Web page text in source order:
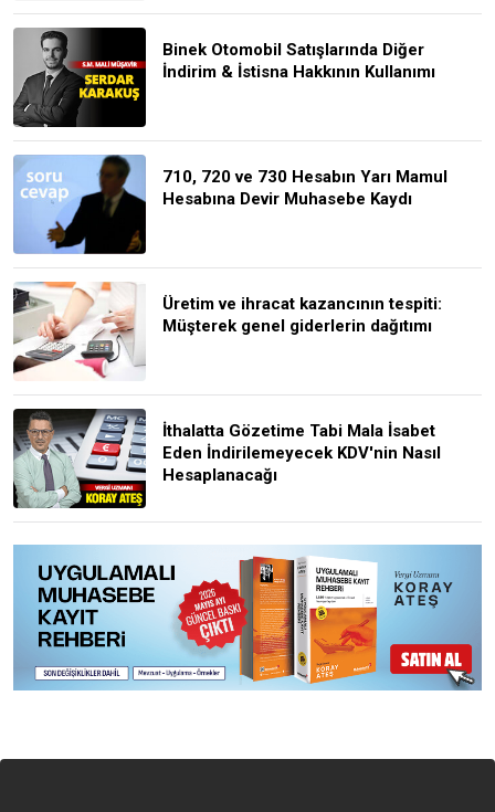
Binek Otomobil Satışlarında Diğer
İndirim & İstisna Hakkının Kullanımı
710, 720 ve 730 Hesabın Yarı Mamul
Hesabına Devir Muhasebe Kaydı
Üretim ve ihracat kazancının tespiti:
Müşterek genel giderlerin dağıtımı
İthalatta Gözetime Tabi Mala İsabet
Eden İndirilemeyecek KDV'nin Nasıl
Hesaplanacağı